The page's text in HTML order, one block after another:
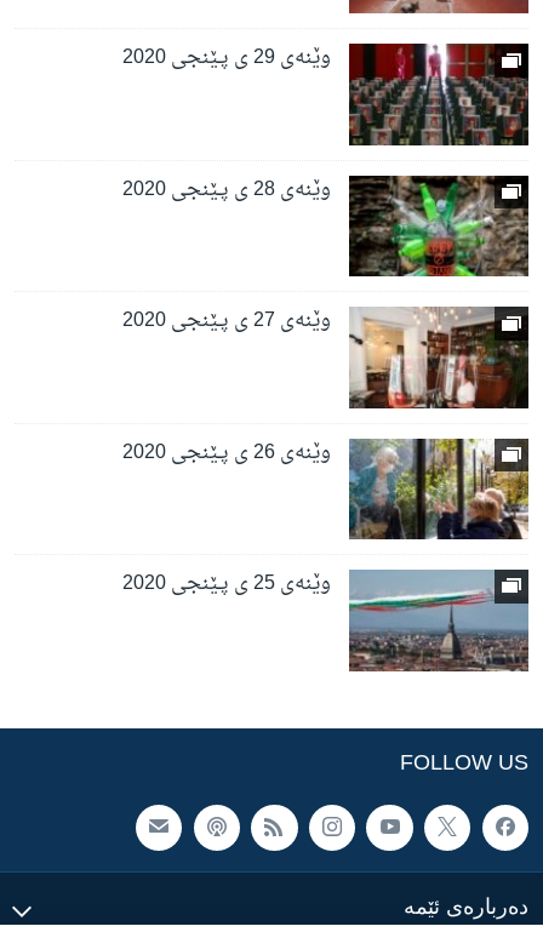
وێنەی 29 ی پـێنجی 2020
وێنەی 28 ی پـێنجی 2020
وێنەی 27 ی پـێنجی 2020
وێنەی 26 ی پـێنجی 2020
وێنەی 25 ی پـێنجی 2020
FOLLOW US
ده‌رباره‌ی ئێمه‌